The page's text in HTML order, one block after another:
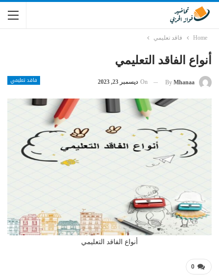
Home فاقد تعليمي
أنواع الفاقد التعليمي
فاقد تعليمي By Mhanaa
On ديسمبر 23, 2023
أنواع الفاقد التعليمي
0